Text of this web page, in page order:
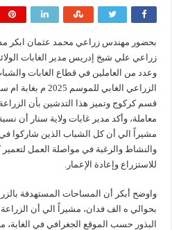
بحضور مهندس زراعي محمد عثمان ابكر
زراعي علي شيخ إدريس مدير الغابات
وعدد من العاملين في قطاع الغابات
الزراعي الغابي
قسم كركوج وتميز هذا التدشين بأن
معاملة، وأكد مدير غابات ولاية سنار أن
مشيراً الي أن كل الشباب الذين شاركوا في
والنشاط والرغبة في مواصلة العمل
للاستزراع وإعادة الإعمار.
واوضح أبكر أن المساحات المستهدفة
بحوالي ه الف فدان، مشيراً الي أن
البذور حسب الموقع الجغرافي في الغابة،